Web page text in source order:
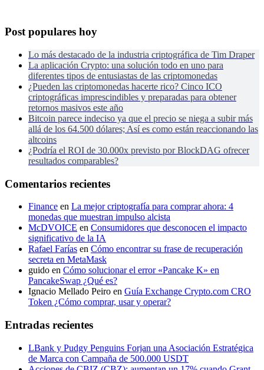
Post populares hoy
Lo más destacado de la industria criptográfica de Tim Draper
La aplicación Crypto: una solución todo en uno para
diferentes tipos de entusiastas de las criptomonedas
¿Pueden las criptomonedas hacerte rico? Cinco ICO
criptográficas imprescindibles y preparadas para obtener
retornos masivos este año
Bitcoin parece indeciso ya que el precio se niega a subir más
allá de los 64.500 dólares; Así es como están reaccionando las
altcoins
¿Podría el ROI de 30.000x previsto por BlockDAG ofrecer
resultados comparables?
Comentarios recientes
Finance en La mejor criptografía para comprar ahora: 4
monedas que muestran impulso alcista
McDVOICE en Consumidores que desconocen el impacto
significativo de la IA
Rafael Farías en Cómo encontrar su frase de recuperación
secreta en MetaMask
guido en Cómo solucionar el error «Pancake K» en
PancakeSwap ¿Qué es?
Ignacio Mellado Peiro en Guía Exchange Crypto.com CRO
Token ¿Cómo comprar, usar y operar?
Entradas recientes
LBank y Pudgy Penguins Forjan una Asociación Estratégica
de Marca con Campaña de 500.000 USDT